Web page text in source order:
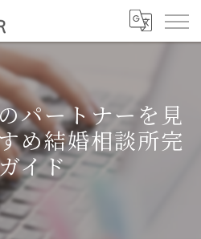
パートナーを見
め結婚相談所完
イド